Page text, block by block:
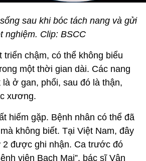
sau khi bóc tách nang và gửi
nghiệm. Clip: BSCC
triển chậm, có thể không biểu
một thời gian dài. Các nang
ở gan, phổi, sau đó là thận,
xương.
hiếm gặp. Bệnh nhân có thể đã
không biết. Tại Việt Nam, đây
được ghi nhận. Ca trước đó
viện Bạch Mai”, bác sĩ Vân